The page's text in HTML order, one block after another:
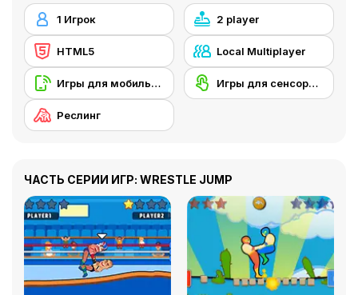
1 Игрок 2 player
HTML5 Local Multiplayer
Игры для мобильных телефонов Игры для сенсорного экрана
Реслинг
ЧАСТЬ СЕРИИ ИГР: WRESTLE JUMP